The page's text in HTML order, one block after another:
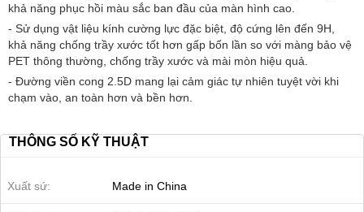
khả năng phục hồi màu sắc ban đầu của màn hình cao.
- Sử dụng vật liệu kính cường lực đặc biệt, độ cứng lên đến 9H,
khả năng chống trầy xước tốt hơn gấp bốn lần so với màng bảo vệ
PET thông thường, chống trầy xước và mài mòn hiệu quả.
- Đường viền cong 2.5D mang lại cảm giác tự nhiên tuyệt vời khi
chạm vào, an toàn hơn và bền hơn.
THÔNG SỐ KỸ THUẬT
Xuất sứ: Made in China